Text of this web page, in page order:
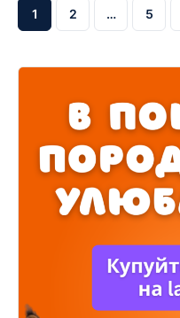
1 2 … 5